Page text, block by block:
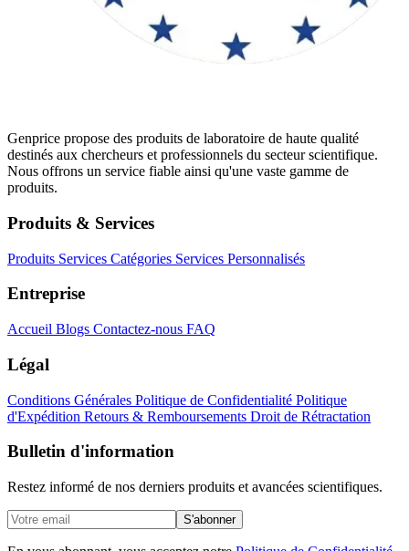
Genprice propose des produits de laboratoire de haute qualité
destinés aux chercheurs et professionnels du secteur scientifique.
Nous offrons un service fiable ainsi qu'une vaste gamme de
produits.
Produits & Services
Produits Services Catégories Services Personnalisés
Entreprise
Accueil Blogs Contactez-nous FAQ
Légal
Conditions Générales Politique de Confidentialité Politique
d'Expédition Retours & Remboursements Droit de Rétractation
Bulletin d'information
Restez informé de nos derniers produits et avancées scientifiques.
S'abonner